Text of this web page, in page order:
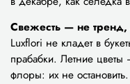
Свежесть — не тренд,
Luxflori не кладет в
прабабки. Летние цветы
флоры: их не